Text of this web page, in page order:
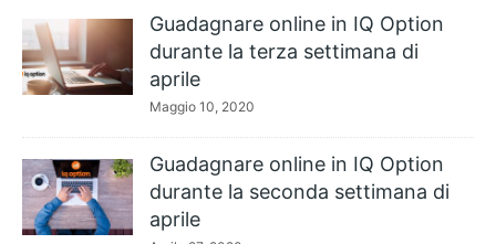
Guadagnare online in IQ Option
durante la terza settimana di
aprile
Maggio 10, 2020
Guadagnare online in IQ Option
durante la seconda settimana di
aprile